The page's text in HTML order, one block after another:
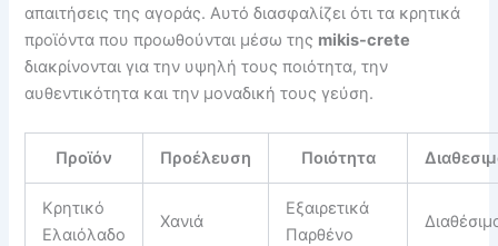
απαιτήσεις της αγοράς. Αυτό διασφαλίζει ότι τα κρητικά
προϊόντα που προωθούνται μέσω της mikis-crete
διακρίνονται για την υψηλή τους ποιότητα, την
αυθεντικότητα και την μοναδική τους γεύση.
Προϊόν Προέλευση Ποιότητα
Κρητικό
Ελαιόλαδο
Χανιά
Εξαιρετικά
Παρθένο